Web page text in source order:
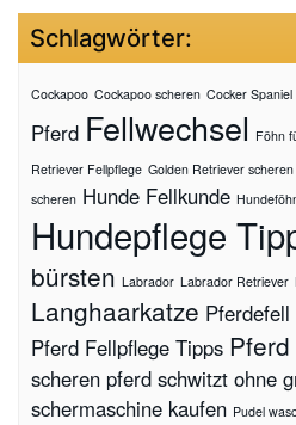
Schlagwörter:
Cockapoo Cockapoo scheren Cocker
Pferd Fellwechsel Föhn
Retriever Fellpflege Golden Retriever scheren
scheren Hunde Fellkunde
Hundepflege
bürsten Labrador Labrador Retriever
Langhaarkatze
Pferd Fellpflege Tipps
scheren pferd schwitzt ohne
schermaschine kaufen Pudel